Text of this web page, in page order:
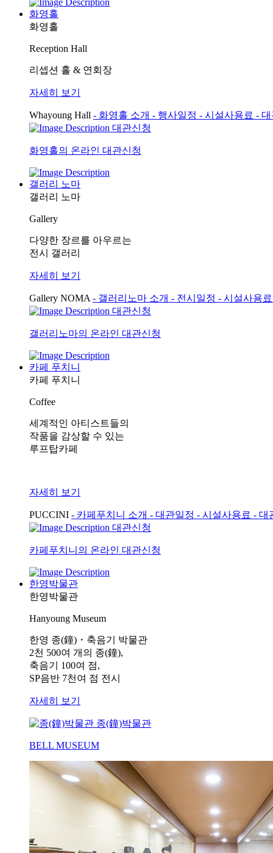
화영홀
화영홀
Reception Hall
리셉션 홀 & 연회장
자세히 보기
Whayoung Hall - 화영홀 소개 - 행사일정 - 시설사용료 -
대관신청
화영홀의 온라인 대관신청
갤러리 노마
갤러리 노마
Gallery
다양한 장르를 아우르는
전시 갤러리
자세히 보기
Gallery NOMA - 갤러리노마 소개 - 전시일정 - 시설사용
대관신청
갤러리노마의 온라인 대관신청
카페 푸치니
카페 푸치니
Coffee
세계적인 아티스트들의
작품을 감상할 수 있는
루프탑카페
자세히 보기
PUCCINI - 카페푸치니 소개 - 대관일정 - 시설사용료 - 대
대관신청
카페푸치니의 온라인 대관신청
한영박물관
한영박물관
Hanyoung Museum
한영 종(鐘)・축음기 박물관
2천 500여 개의 종(鐘),
축음기 100여 점,
SP음반 7천여 점 전시
자세히 보기
종(鐘)박물관
BELL MUSEUM